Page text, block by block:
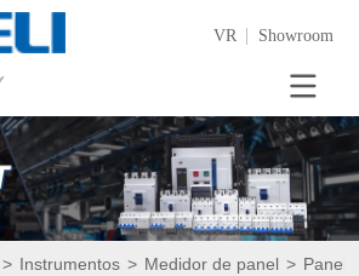
VR Showroom
> Instrumentos > Medidor de panel > Panel